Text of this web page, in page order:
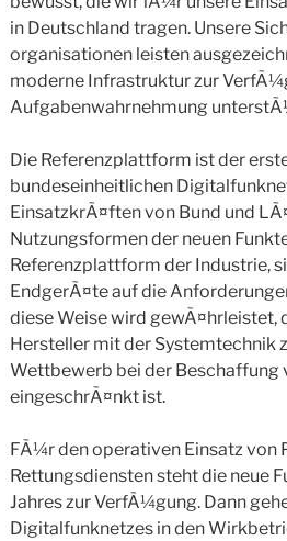
in Deutschland tragen. Unsere
organisationen leisten
moderne Infrastruktur zur
Aufgabenwahrnehmung
Die Referenzplattform ist der
bundeseinheitlichen
EinsatzkrÃ¤ften von Bund und
Nutzungsformen der neuen
Referenzplattform der Industrie,
EndgerÃ¤te auf die
diese Weise wird gewÃ¤hrleistet,
Hersteller mit der Systemtechnik
Wettbewerb bei der Beschaffung
eingeschrÃ¤nkt ist.
FÃ¼r den operativen Einsatz von
Rettungsdiensten steht die neue
Jahres zur VerfÃ¼gung. Dann
Digitalfunknetzes in den